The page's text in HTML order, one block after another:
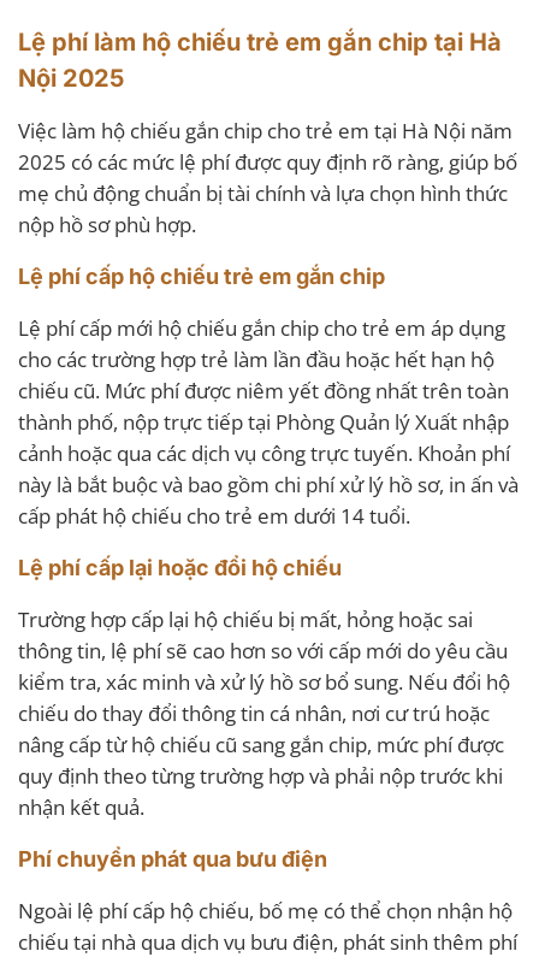
Lệ phí làm hộ chiếu trẻ em gắn chip tại Hà
Nội 2025
Việc làm hộ chiếu gắn chip cho trẻ em tại Hà Nội năm
2025 có các mức lệ phí được quy định rõ ràng, giúp bố
mẹ chủ động chuẩn bị tài chính và lựa chọn hình thức
nộp hồ sơ phù hợp.
Lệ phí cấp hộ chiếu trẻ em gắn chip
Lệ phí cấp mới hộ chiếu gắn chip cho trẻ em áp dụng
cho các trường hợp trẻ làm lần đầu hoặc hết hạn hộ
chiếu cũ. Mức phí được niêm yết đồng nhất trên toàn
thành phố, nộp trực tiếp tại Phòng Quản lý Xuất nhập
cảnh hoặc qua các dịch vụ công trực tuyến. Khoản phí
này là bắt buộc và bao gồm chi phí xử lý hồ sơ, in ấn và
cấp phát hộ chiếu cho trẻ em dưới 14 tuổi.
Lệ phí cấp lại hoặc đổi hộ chiếu
Trường hợp cấp lại hộ chiếu bị mất, hỏng hoặc sai
thông tin, lệ phí sẽ cao hơn so với cấp mới do yêu cầu
kiểm tra, xác minh và xử lý hồ sơ bổ sung. Nếu đổi hộ
chiếu do thay đổi thông tin cá nhân, nơi cư trú hoặc
nâng cấp từ hộ chiếu cũ sang gắn chip, mức phí được
quy định theo từng trường hợp và phải nộp trước khi
nhận kết quả.
Phí chuyển phát qua bưu điện
Ngoài lệ phí cấp hộ chiếu, bố mẹ có thể chọn nhận hộ
chiếu tại nhà qua dịch vụ bưu điện, phát sinh thêm phí